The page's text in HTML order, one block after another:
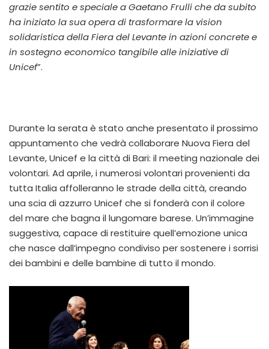
grazie sentito e speciale a Gaetano Frulli che da subito
ha iniziato la sua opera di trasformare la vision
solidaristica della Fiera del Levante in azioni concrete e
in sostegno economico tangibile alle iniziative di
Unicef”.
Durante la serata è stato anche presentato il prossimo
appuntamento che vedrà collaborare Nuova Fiera del
Levante, Unicef e la città di Bari: il meeting nazionale dei
volontari. Ad aprile, i numerosi volontari provenienti da
tutta Italia affolleranno le strade della città, creando
una scia di azzurro Unicef che si fonderà con il colore
del mare che bagna il lungomare barese. Un’immagine
suggestiva, capace di restituire quell’emozione unica
che nasce dall’impegno condiviso per sostenere i sorrisi
dei bambini e delle bambine di tutto il mondo.